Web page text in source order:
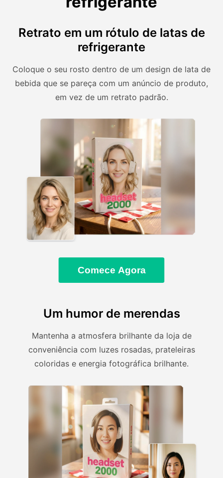
Retrato em um rótulo de latas de
refrigerante
Coloque o seu rosto dentro de um design de lata de
bebida que se pareça com um anúncio de produto,
em vez de um retrato padrão.
Comece Agora
Um humor de merendas
Mantenha a atmosfera brilhante da loja de
conveniência com luzes rosadas, prateleiras
coloridas e energia fotográfica brilhante.